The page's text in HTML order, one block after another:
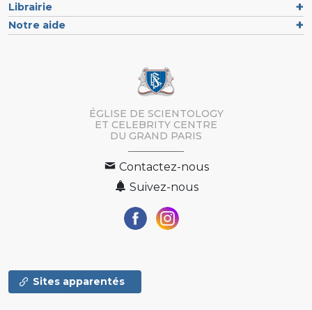
Librairie
Notre aide
ÉGLISE DE SCIENTOLOGY
ET CELEBRITY CENTRE
DU GRAND PARIS
Contactez-nous
Suivez-nous
Sites apparentés